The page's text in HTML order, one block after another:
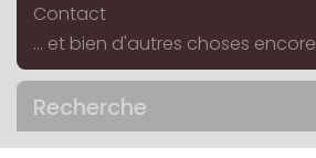
Contact
... et bien d'autres choses encore
Recherche